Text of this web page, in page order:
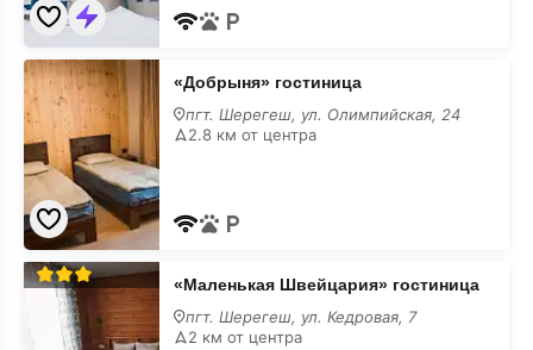
«Добрыня»
гостиница
«Добрыня» гостиница
пгт. Шерегеш, ул. Олимпийская, 24
2.8 км от центра
«Маленькая
Швейцария»
гостиница
«Маленькая Швейцария» гостиница
пгт. Шерегеш, ул. Кедровая, 7
2 км от центра